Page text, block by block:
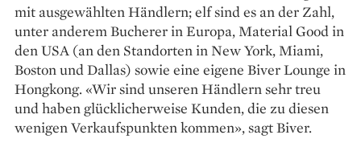
mit ausgewählten Händlern; elf sind es an der Zahl,
unter anderem Bucherer in Europa, Material Good in
den USA (an den Standorten in New York, Miami,
Boston und Dallas) sowie eine eigene Biver Lounge in
Hongkong. «Wir sind unseren Händlern sehr treu
und haben glücklicherweise Kunden, die zu diesen
wenigen Verkaufspunkten kommen», sagt Biver.